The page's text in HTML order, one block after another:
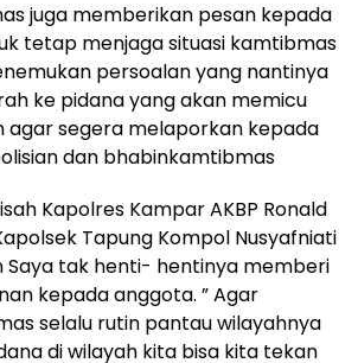
juga memberikan pesan kepada
tetap menjaga situasi kamtibmas
persoalan yang nantinya
ke pidana yang akan memicu
agar segera melaporkan kepada
dan bhabinkamtibmas
Kapolres Kampar AKBP Ronald
Tapung Kompol Nusyafniati
Saya tak henti- hentinya memberi
kepada anggota. ” Agar
selalu rutin pantau wilayahnya
di wilayah kita bisa kita tekan